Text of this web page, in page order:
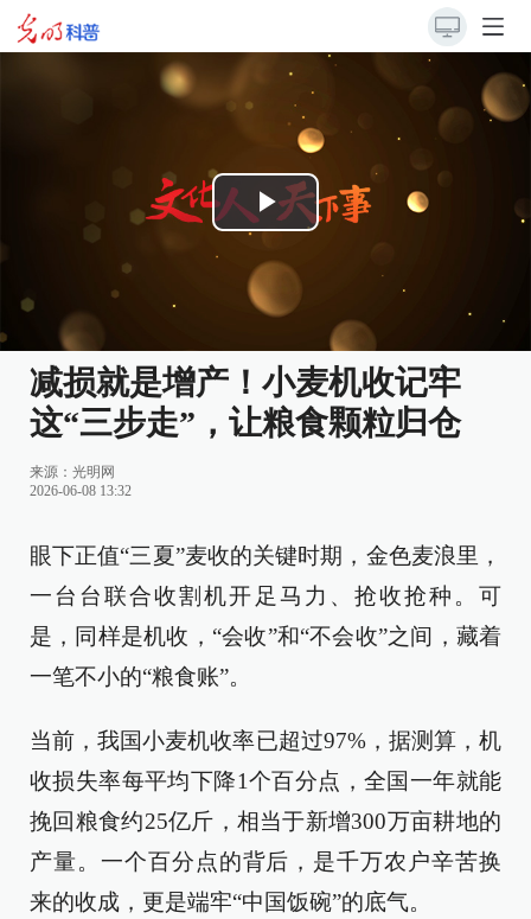
Play
Video
减损就是增产！小麦机收记牢
这“三步走”，让粮食颗粒归仓
来源： 光明网
2026-06-08 13:32
眼下正值“三夏”麦收的关键时期，金色麦浪里，
一台台联合收割机开足马力、抢收抢种。可
是，同样是机收，“会收”和“不会收”之间，藏着
一笔不小的“粮食账”。
当前，我国小麦机收率已超过97%，据测算，机
收损失率每平均下降1个百分点，全国一年就能
挽回粮食约25亿斤，相当于新增300万亩耕地的
产量。一个百分点的背后，是千万农户辛苦换
来的收成，更是端牢“中国饭碗”的底气。